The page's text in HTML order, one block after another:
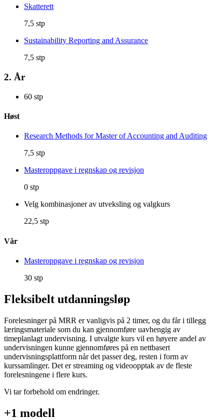
Skatterett
7,5 stp
Sustainability Reporting and Assurance
7,5 stp
2. År
60 stp
Høst
Research Methods for Master of Accounting and Auditing
7,5 stp
Masteroppgave i regnskap og revisjon
0 stp
Velg kombinasjoner av utveksling og valgkurs
22,5 stp
Vår
Masteroppgave i regnskap og revisjon
30 stp
Fleksibelt utdanningsløp
Forelesninger på MRR er vanligvis på 2 timer, og du får i tillegg
læringsmateriale som du kan gjennomføre uavhengig av
timeplanlagt undervisning. I utvalgte kurs vil en høyere andel av
undervisningen kunne gjennomføres på en nettbasert
undervisningsplattform når det passer deg, resten i form av
kurssamlinger. Det er streaming og videoopptak av de fleste
forelesningene i flere kurs.
Vi tar forbehold om endringer.
+1 modell